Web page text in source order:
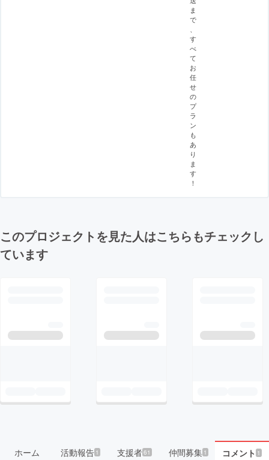
ま
で
す
べ
て
お
任
せ
の
プ
ラ
ン
も
あ
り
ま
す
！
このプロジェクトを見た人はこちらもチェックし
ています
ホーム 活動報告1 支援者61 仲間募集 1 コメント 1